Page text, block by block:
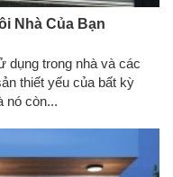
Nhà Của Bạn
dụng trong nhà và các
thiết yếu của bất kỳ
nó còn...